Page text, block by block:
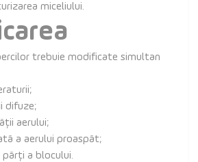
miceliului.
trebuie modificate simultan
difuze;
aerului;
a aerului proaspăt;
a blocului.